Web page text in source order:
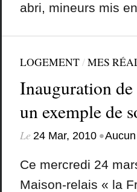
abri, mineurs mis
LOGEMENT/MES
Inauguration
un exemple de
Le 24 Mar, 2010 •
Ce mercredi 24
Maison-relais « la